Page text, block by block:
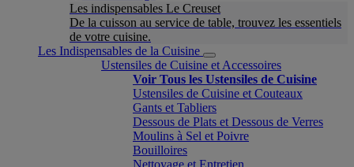
Les indispensables Le Creuset
De la cuisson au service de table, trouvez les essentiels
de votre cuisine.
Les Indispensables de la Cuisine
Ustensiles de Cuisine et Accessoires
Voir Tous les Ustensiles de Cuisine
Ustensiles de Cuisine et Couteaux
Gants et Tabliers
Dessous de Plats et Dessous de Verres
Moulins à Sel et Poivre
Bouilloires
Nettoyage et Entretien